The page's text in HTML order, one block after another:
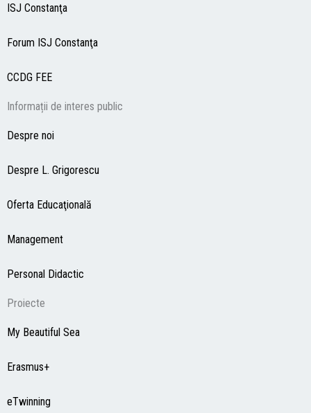
ISJ Constanţa
Forum ISJ Constanţa
CCDG FEE
Informații de interes public
Despre noi
Despre L. Grigorescu
Oferta Educaţională
Management
Personal Didactic
Proiecte
My Beautiful Sea
Erasmus+
eTwinning